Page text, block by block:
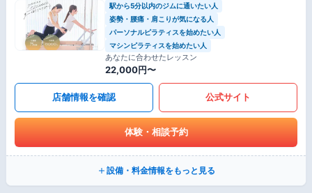
駅から5分以内のジムに通いたい人
姿勢・腰痛・肩こりが気になる人
パーソナルピラティスを始めたい人
マシンピラティスを始めたい人
あなたに合わせたレッスン
22,000円〜
店舗情報を確認 公式サイト
体験・相談予約
設備・料金情報をもっと見る